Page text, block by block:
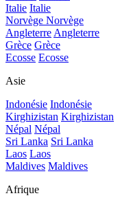
Italie Italie
Norvège Norvège
Angleterre Angleterre
Grèce Grèce
Ecosse Ecosse
Asie
Indonésie Indonésie
Kirghizistan Kirghizistan
Népal Népal
Sri Lanka Sri Lanka
Laos Laos
Maldives Maldives
Afrique